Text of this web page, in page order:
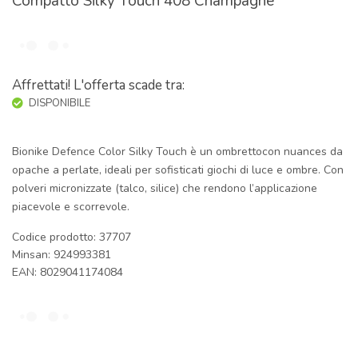
Affrettati! L'offerta scade tra:
DISPONIBILE
Bionike Defence Color Silky Touch è un ombrettocon nuances da
opache a perlate, ideali per sofisticati giochi di luce e ombre. Con
polveri micronizzate (talco, silice) che rendono l’applicazione
piacevole e scorrevole.
Codice prodotto: 37707
Minsan: 924993381
EAN: 8029041174084